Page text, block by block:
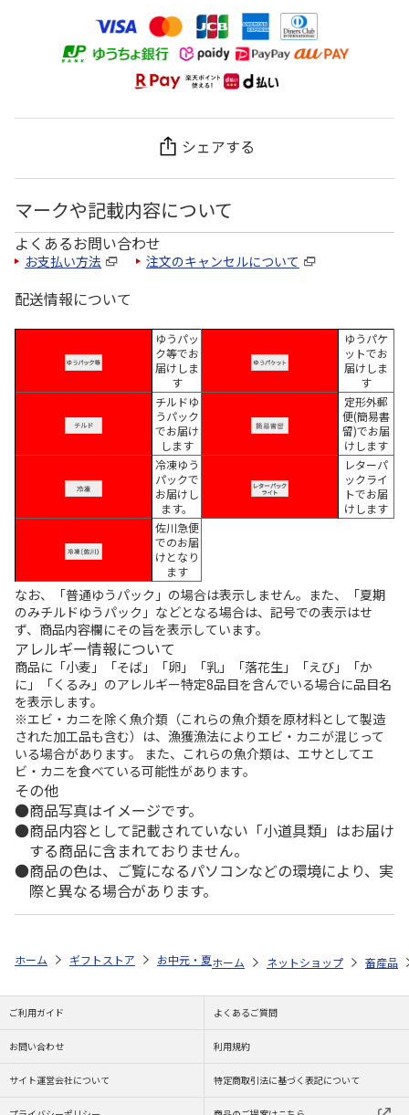
シェアする
マークや記載内容について
よくあるお問い合わせ
お支払い方法 注文のキャンセルについて
配送情報について
ゆうパッ
ク等でお
届けしま
す
ゆうパケ
ットでお
届けしま
す
チルドゆ
うパック
でお届け
します
定形外郵
便(簡易書
留)でお届
けします
冷凍ゆう
パックで
お届けし
ます。
レターパ
ックライ
トでお届
けします
佐川急便
でのお届
けとなり
ます
なお、「普通ゆうパック」の場合は表示しません。また、「夏期
のみチルドゆうパック」などとなる場合は、記号での表示はせ
ず、商品内容欄にその旨を表示しています。
アレルギー情報について
商品に「小麦」「そば」「卵」「乳」「落花生」「えび」「か
に」「くるみ」のアレルギー特定8品目を含んでいる場合に品目名
を表示します。
※エビ・カニを除く魚介類（これらの魚介類を原材料として製造
された加工品も含む）は、漁獲漁法によりエビ・カニが混じって
いる場合があります。 また、これらの魚介類は、エサとしてエ
ビ・カニを食べている可能性があります。
その他
商品写真はイメージです。
商品内容として記載されていない「小道具類」はお届け
する商品に含まれておりません。
商品の色は、ご覧になるパソコンなどの環境により、実
際と異なる場合があります。
ホーム ギフトストア お中元・夏ギフト特集 2026 ゆうゆうギフト
ホーム ネットショップ 畜産品
ご利用ガイド よくあるご質問
お問い合わせ 利用規約
サイト運営会社について 特定商取引法に基づく表記について